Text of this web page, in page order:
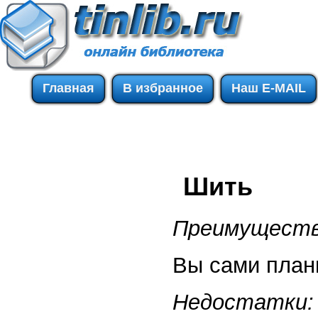
Главная В избранное Наш E-MAIL
Шить
Вы сами
Недостатки: